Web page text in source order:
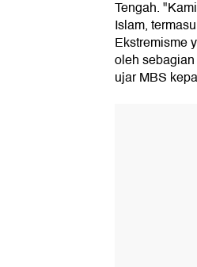
Tengah.
Islam,
Ekstremisme
oleh
ujar MBS